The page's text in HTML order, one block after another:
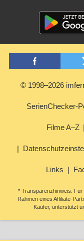
© 1998–2026
SerienChecker-
Filme A–Z
Links
* Transparenzhinweis:
Rahmen eines Affiliate-
Käufer, unterstützt